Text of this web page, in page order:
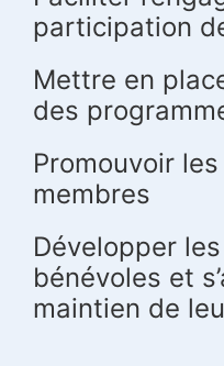
participation
Mettre en
des
Promouvoir
membres
Développer
bénévoles et
maintien de